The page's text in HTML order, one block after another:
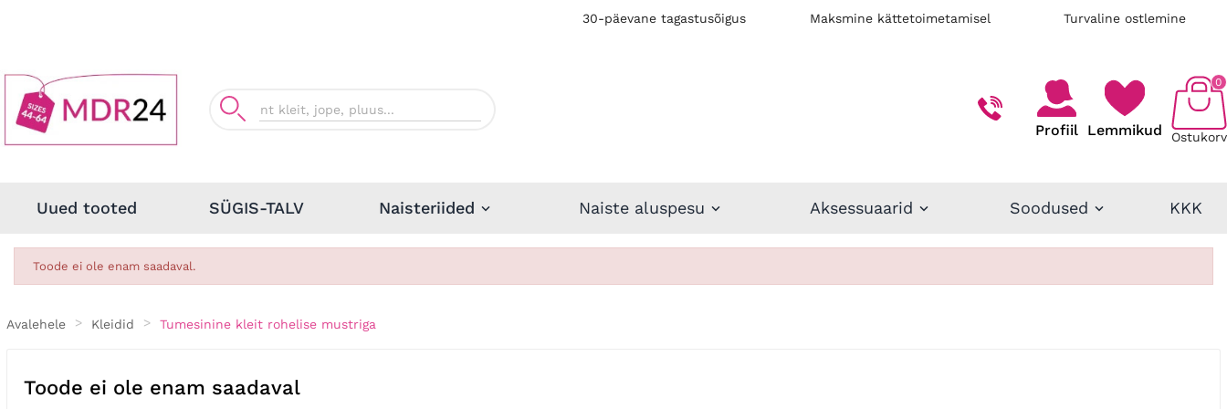
30-päevane tagastusõigus Maksmine kättetoimetamisel Turvaline ostlemine
Profiil Lemmikud Ostukorv
0
Uued tooted SÜGIS-TALV Naisteriided Naiste aluspesu Aksessuaarid Soodused KKK
Toode ei ole enam saadaval.
Avalehele Kleidid Tumesinine kleit rohelise mustriga
Toode ei ole enam saadaval